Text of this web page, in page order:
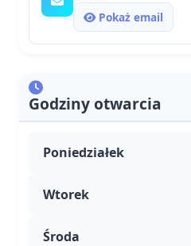
Pokaż email
Godziny otwarcia
Poniedziałek
Wtorek
Środa